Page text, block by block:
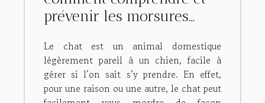
prévenir les morsures
Le chat est un animal domestique
légèrement pareil à un chien, facile à
gérer si l’on sait s’y prendre. En effet,
pour une raison ou une autre, le chat peut